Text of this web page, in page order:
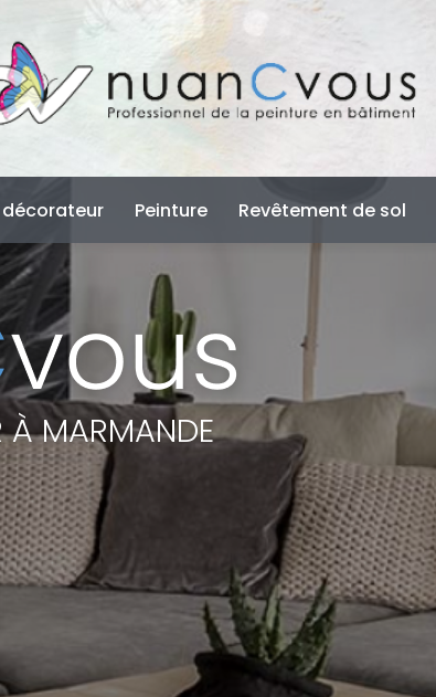
décorateur Peinture Revêtement de sol
À MARMANDE